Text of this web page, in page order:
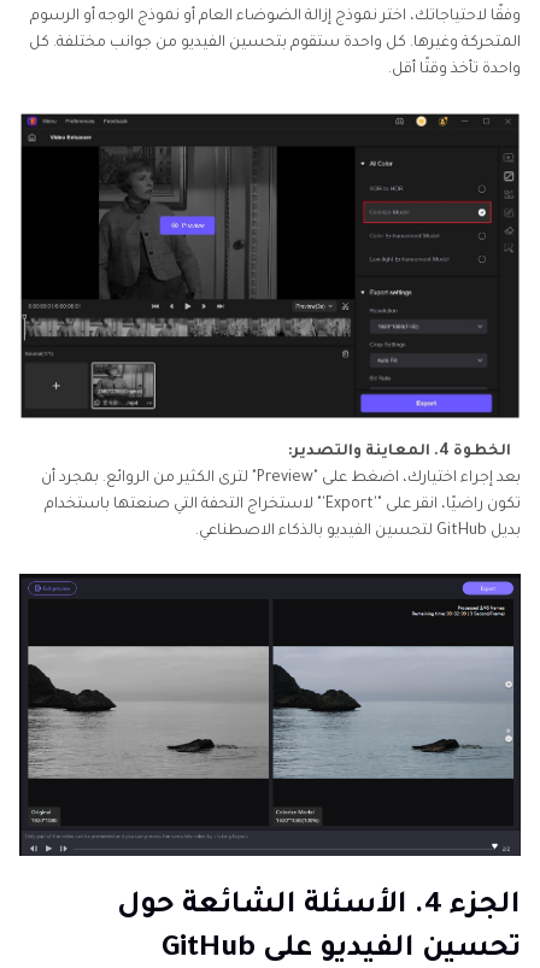
وفقًا لاحتياجاتك، اختر نموذج إزالة الضوضاء العام أو نموذج الوجه أو الرسوم
المتحركة وغيرها. كل واحدة ستقوم بتحسين الفيديو من جوانب مختلفة. كل
واحدة تأخذ وقتًا أقل.
الخطوة 4. المعاينة والتصدير:
بعد إجراء اختيارك، اضغط على "Preview" لترى الكثير من الروائع. بمجرد أن
تكون راضيًا، انقر على "'Export'" لاستخراج التحفة التي صنعتها باستخدام
بديل GitHub لتحسين الفيديو بالذكاء الاصطناعي.
الجزء 4. الأسئلة الشائعة حول
تحسين الفيديو على GitHub